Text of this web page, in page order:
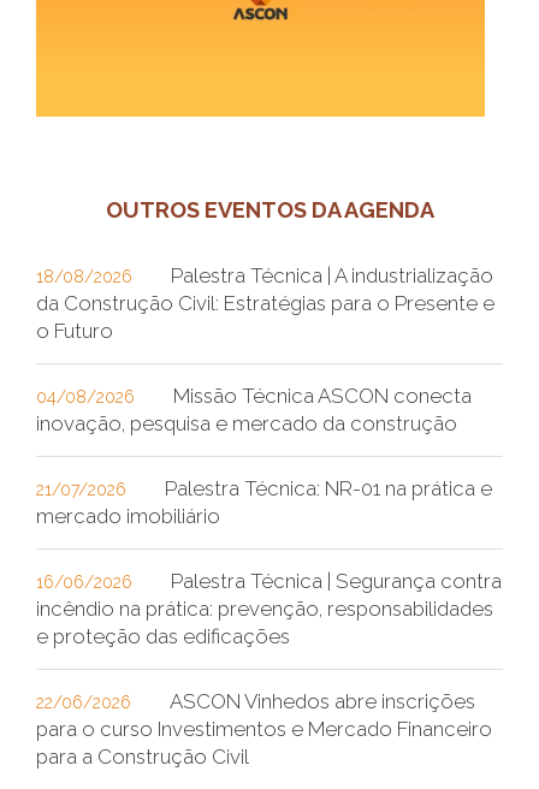
OUTROS EVENTOS DA AGENDA
18/08/2026
Palestra Técnica | A industrialização
da Construção Civil: Estratégias para o Presente e
o Futuro
04/08/2026
Missão Técnica ASCON conecta
inovação, pesquisa e mercado da construção
21/07/2026
Palestra Técnica: NR-01 na prática e
mercado imobiliário
16/06/2026
Palestra Técnica | Segurança contra
incêndio na prática: prevenção, responsabilidades
e proteção das edificações
22/06/2026
ASCON Vinhedos abre inscrições
para o curso Investimentos e Mercado Financeiro
para a Construção Civil